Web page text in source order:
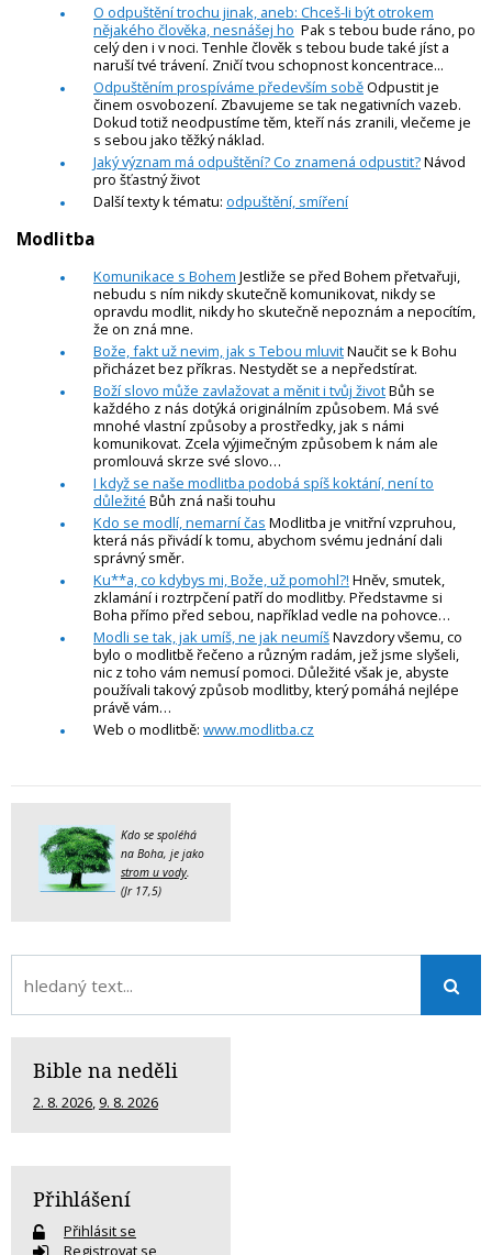
O odpuštění trochu jinak, aneb: Chceš-li být otrokem
nějakého člověka, nesnášej ho Pak s tebou bude ráno, po
celý den i v noci. Tenhle člověk s tebou bude také jíst a
naruší tvé trávení. Zničí tvou schopnost koncentrace...
Odpuštěním prospíváme především soběOdpustit je
činem osvobození. Zbavujeme se tak negativních vazeb.
Dokud totiž neodpustíme těm, kteří nás zranili, vlečeme je
s sebou jako těžký náklad.
Jaký význam má odpuštění? Co znamená odpustit?Návod
pro šťastný život
Další texty k tématu: odpuštění, smíření
Modlitba
Komunikace s Bohem Jestliže se před Bohem přetvařuji,
nebudu s ním nikdy skutečně komunikovat, nikdy se
opravdu modlit, nikdy ho skutečně nepoznám a nepocítím,
že on zná mne.
Bože, fakt už nevim, jak s Tebou mluvitNaučit se k Bohu
přicházet bez příkras. Nestydět se a nepředstírat.
Boží slovo může zavlažovat a měnit i tvůj životBůh se
každého z nás dotýká originálním způsobem. Má své
mnohé vlastní způsoby a prostředky, jak s námi
komunikovat. Zcela výjimečným způsobem k nám ale
promlouvá skrze své slovo…
I když se naše modlitba podobá spíš koktání, není to
důležité Bůh zná naši touhu
Kdo se modlí, nemarní čas Modlitba je vnitřní vzpruhou,
která nás přivádí k tomu, abychom svému jednání dali
správný směr.
Ku**a, co kdybys mi, Bože, už pomohl?! Hněv, smutek,
zklamání i roztrpčení patří do modlitby. Představme si
Boha přímo před sebou, například vedle na pohovce…
Modli se tak, jak umíš, ne jak neumíšNavzdory všemu, co
bylo o modlitbě řečeno a různým radám, jež jsme slyšeli,
nic z toho vám nemusí pomoci. Důležité však je, abyste
používali takový způsob modlitby, který pomáhá nejlépe
právě vám…
Web o modlitbě: www.modlitba.cz
Kdo se spoléhá
na Boha, je jako
strom u vody.
(Jr 17,5)
Bible na neděli
2. 8. 2026, 9. 8. 2026
Přihlášení
Přihlásit se
Registrovat se